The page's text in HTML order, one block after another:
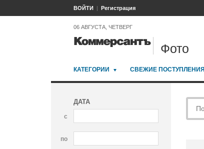
ВОЙТИ Регистрация
06 АВГУСТА, ЧЕТВЕРГ
Фото
КАТЕГОРИИ СВЕЖИЕ ПОСТУПЛЕНИЯ
ДАТА
с
по